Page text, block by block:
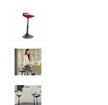
Bildergalerie überspringen